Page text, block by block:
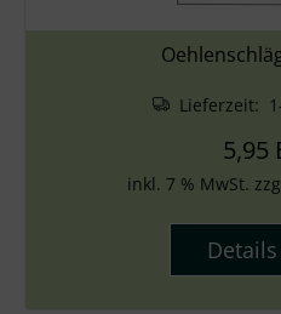
Lieferzeit:
5,95
inkl. 7 % MwSt.
Details